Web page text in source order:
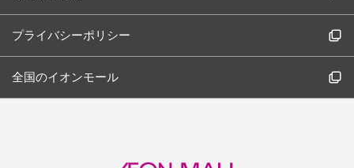
プライバシーポリシー
全国のイオンモール